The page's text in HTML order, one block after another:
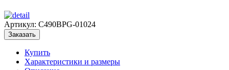
Артикул: C490BPG-01024
Заказать
Купить
Характеристики и размеры